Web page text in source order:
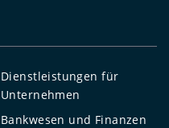
Dienstleistungen für
Unternehmen
Bankwesen und Finanzen